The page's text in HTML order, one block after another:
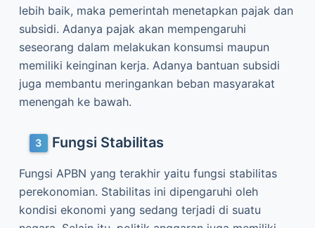
lebih baik, maka pemerintah menetapkan pajak dan
subsidi. Adanya pajak akan mempengaruhi
seseorang dalam melakukan konsumsi maupun
memiliki keinginan kerja. Adanya bantuan subsidi
juga membantu meringankan beban masyarakat
menengah ke bawah.
Fungsi Stabilitas
Fungsi APBN yang terakhir yaitu fungsi stabilitas
perekonomian. Stabilitas ini dipengaruhi oleh
kondisi ekonomi yang sedang terjadi di suatu